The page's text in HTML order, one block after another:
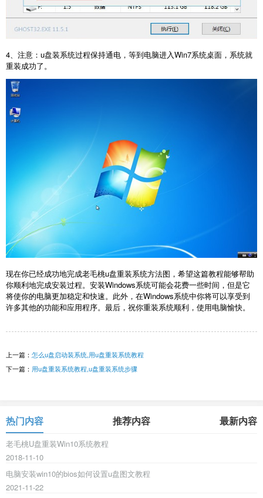
4、注意：u盘装系统过程保持通电，等到电脑进入Win7系统桌面，系统就
重装成功了。
现在你已经成功地完成老毛桃u盘重装系统方法图，希望这篇教程能够帮助
你顺利地完成安装过程。安装Windows系统可能会花费一些时间，但是它
将使你的电脑更加稳定和快速。此外，在Windows系统中你将可以享受到
许多其他的功能和应用程序。最后，祝你重装系统顺利，使用电脑愉快。
上一篇： 怎么u盘启动装系统,用u盘重装系统教程
下一篇： 用u盘重装系统教程,u盘重装系统步骤
热门内容 推荐内容 最新内容
老毛桃U盘重装Win10系统教程
2018-11-10
电脑安装win10的bios如何设置u盘图文教程
2021-11-22